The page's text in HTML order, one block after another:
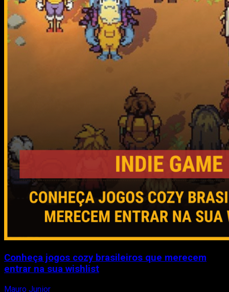
Conheça jogos cozy brasileiros que merecem
entrar na sua wishlist
Mauro Junior